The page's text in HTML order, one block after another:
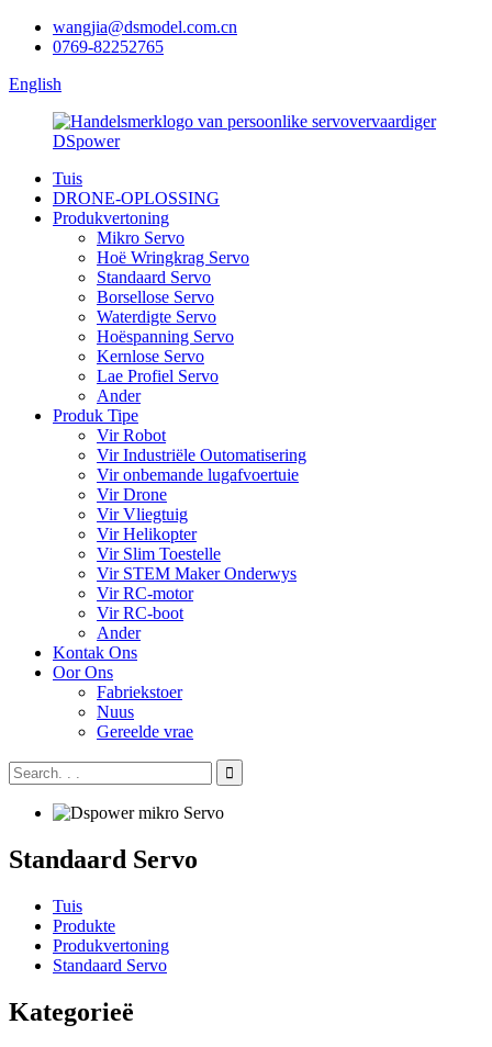
wangjia@dsmodel.com.cn
0769-82252765
English
Tuis
DRONE-OPLOSSING
Produkvertoning
Mikro Servo
Hoë Wringkrag Servo
Standaard Servo
Borsellose Servo
Waterdigte Servo
Hoëspanning Servo
Kernlose Servo
Lae Profiel Servo
Ander
Produk Tipe
Vir Robot
Vir Industriële Outomatisering
Vir onbemande lugafvoertuie
Vir Drone
Vir Vliegtuig
Vir Helikopter
Vir Slim Toestelle
Vir STEM Maker Onderwys
Vir RC-motor
Vir RC-boot
Ander
Kontak Ons
Oor Ons
Fabriekstoer
Nuus
Gereelde vrae
Standaard Servo
Tuis
Produkte
Produkvertoning
Standaard Servo
Kategorieë